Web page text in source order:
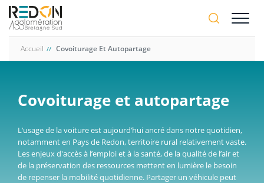
Aller
contenu
Accueil Covoiturage Et Autopartage
Covoiturage et autopartage
L’usage de la voiture est aujourd’hui ancré dans notre quotidien,
notamment en Pays de Redon, territoire rural relativement vaste.
Les enjeux d'accès à l’emploi et à la santé, de la qualité de l’air et
de la préservation des ressources mettent en lumière le besoin
de repenser la mobilité quotidienne. Partager un véhicule peut